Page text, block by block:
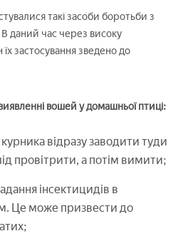
такі засоби боротьби з
В даний час через високу
застосування зведено до
вошей у домашньої птиці:
відразу заводити туди
провітрити, а потім вимити;
інсектицидів в
Це може призвести до